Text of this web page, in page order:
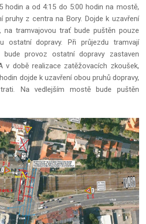
hodin a od 4:15 do 5:00 hodin na mostě,
pruhy z centra na Bory. Dojde k uzavření
na tramvajovou trať bude puštěn pouze
ostatní dopravy. Při průjezdu tramvají
bude provoz ostatní dopravy zastaven
v době realizace zatěžovacích zkoušek,
dojde k uzavření obou pruhů dopravy,
Na vedlejším mostě bude puštěn